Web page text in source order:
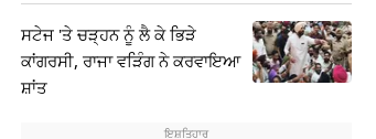
ਸਟੇਜ 'ਤੇ ਚੜ੍ਹਨ ਨੂੰ ਲੈ ਕੇ ਭਿੜੇ
ਕਾਂਗਰਸੀ, ਰਾਜਾ ਵੜਿੰਗ ਨੇ ਕਰਵਾਇਆ
ਸ਼ਾਂਤ